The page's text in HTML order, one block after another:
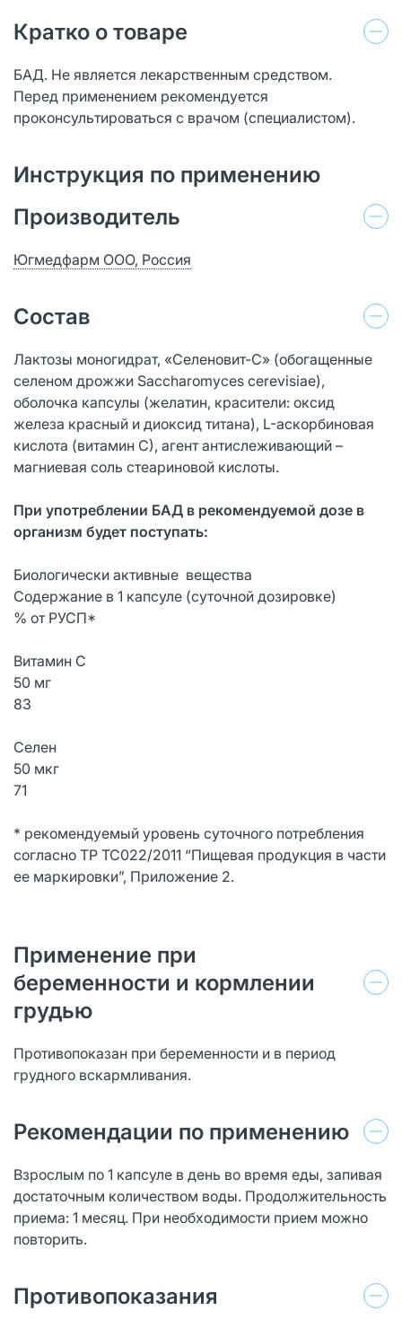
Кратко о товаре
БАД. Не является лекарственным средством.
Перед применением рекомендуется
проконсультироваться с врачом (специалистом).
Инструкция по применению
Производитель
Югмедфарм ООО, Россия
Состав
Лактозы моногидрат, «Селеновит-С» (обогащенные
селеном дрожжи Saccharomyces cerevisiae),
оболочка капсулы (желатин, красители: оксид
железа красный и диоксид титана), L-аскорбиновая
кислота (витамин С), агент антислеживающий –
магниевая соль стеариновой кислоты.
При употреблении БАД в рекомендуемой дозе в
организм будет поступать:
Биологически активные вещества
Содержание в 1 капсуле (суточной дозировке)
% от РУСП*
Витамин С
50 мг
83
Селен
50 мкг
71
* рекомендуемый уровень суточного потребления
согласно ТР ТС022/2011 “Пищевая продукция в части
ее маркировки”, Приложение 2.
Применение при
беременности и кормлении
грудью
Противопоказан при беременности и в период
грудного вскармливания.
Рекомендации по применению
Взрослым по 1 капсуле в день во время еды, запивая
достаточным количеством воды. Продолжительность
приема: 1 месяц. При необходимости прием можно
повторить.
Противопоказания